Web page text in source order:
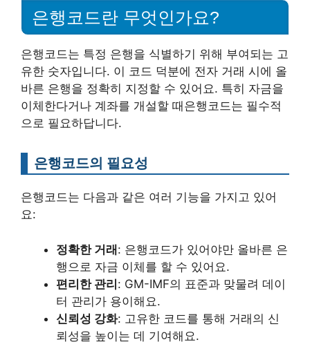
은행코드란 무엇인가요?
은행코드는 특정 은행을 식별하기 위해 부여되는 고
유한 숫자입니다. 이 코드 덕분에 전자 거래 시에 올
바른 은행을 정확히 지정할 수 있어요. 특히 자금을
이체한다거나 계좌를 개설할 때은행코드는 필수적
으로 필요하답니다.
은행코드의 필요성
은행코드는 다음과 같은 여러 기능을 가지고 있어
요:
정확한 거래: 은행코드가 있어야만 올바른 은
행으로 자금 이체를 할 수 있어요.
편리한 관리: GM-IMF의 표준과 맞물려 데이
터 관리가 용이해요.
신뢰성 강화: 고유한 코드를 통해 거래의 신
뢰성을 높이는 데 기여해요.